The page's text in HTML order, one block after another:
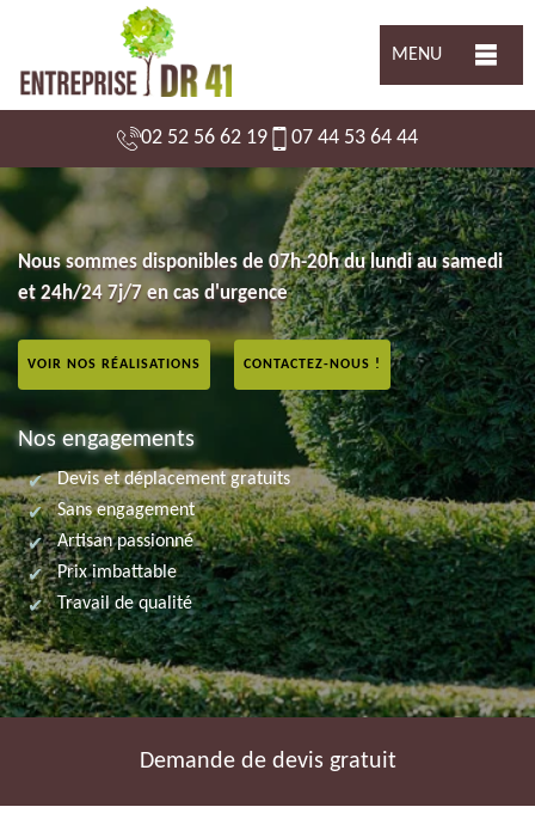
MENU
02 52 56 62 19 07 44 53 64 44
Nous sommes disponibles de 07h-20h du lundi au samedi
et 24h/24 7j/7 en cas d'urgence
VOIR NOS RÉALISATIONS CONTACTEZ-NOUS !
Nos engagements
Devis et déplacement gratuits
Sans engagement
Artisan passionné
Prix imbattable
Travail de qualité
Demande de devis gratuit